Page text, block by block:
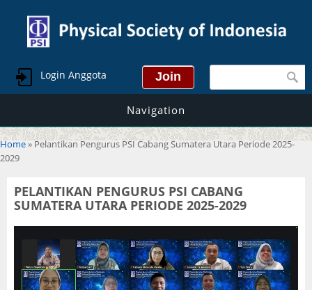
Login Anggota Search form
Navigation
You are here
Home» Pelantikan Pengurus PSI Cabang Sumatera Utara Periode 2025-
2029
PELANTIKAN PENGURUS PSI CABANG
SUMATERA UTARA PERIODE 2025-2029